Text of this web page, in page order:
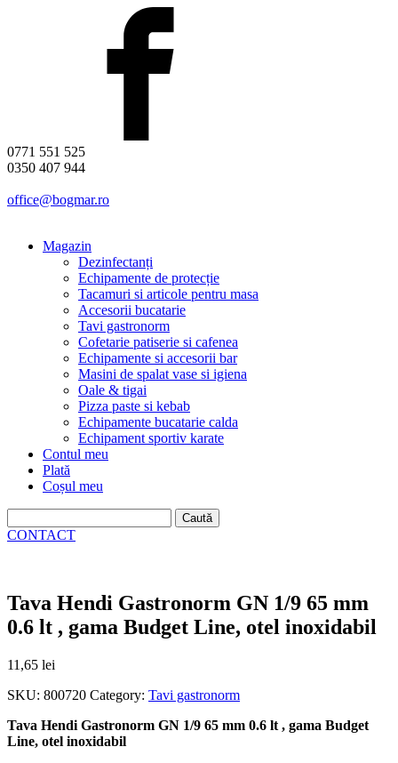
0771 551 525
0350 407 944
office@bogmar.ro
Magazin
Dezinfectanți
Echipamente de protecție
Tacamuri si articole pentru masa
Accesorii bucatarie
Tavi gastronorm
Cofetarie patiserie si cafenea
Echipamente si accesorii bar
Masini de spalat vase si igiena
Oale & tigai
Pizza paste si kebab
Echipamente bucatarie calda
Echipament sportiv karate
Contul meu
Plată
Coșul meu
după:
CONTACT
Tava Hendi Gastronorm GN 1/9 65 mm
0.6 lt , gama Budget Line, otel inoxidabil
11,65 lei
SKU: 800720 Category: Tavi gastronorm
Tava Hendi Gastronorm GN 1/9 65 mm 0.6 lt , gama Budget
Line, otel inoxidabil